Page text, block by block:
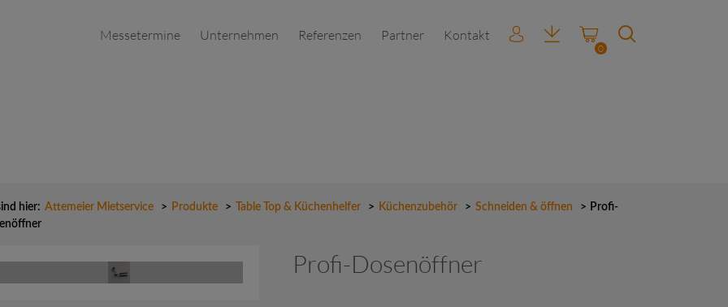
Messetermine Unternehmen Referenzen Partner Kontakt
0
hier: Attemeier Mietservice > Produkte > Table Top & Küchenhelfer > Küchenzubehör > Schneiden & öffnen > Profi-
Profi-Dosenöffner